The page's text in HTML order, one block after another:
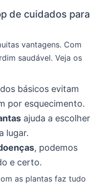
de cuidados para
vantagens. Com
saudável. Veja os
básicos evitam
por esquecimento.
ajuda a escolher
lugar.
, podemos
e certo.
as plantas faz tudo